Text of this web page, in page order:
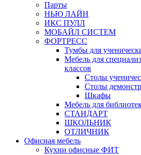
Парты
НЬЮ ЛАЙН
ИКС ПУЛЛ
МОБАЙЛ СИСТЕМ
ФОРТРЕСС
Тумбы для
Мебель для
классов
Столы
Столы
Шкафы
Мебель для
СТАНДАРТ
ШКОЛЬНИК
ОТЛИЧНИК
Офисная мебель
Кухни офисные ФИТ